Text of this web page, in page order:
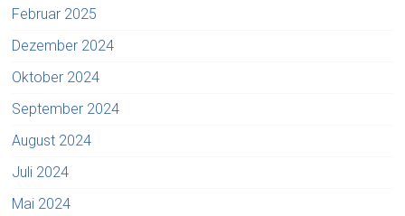
Februar 2025
Dezember 2024
Oktober 2024
September 2024
August 2024
Juli 2024
Mai 2024